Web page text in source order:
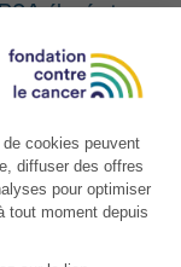
élevé et
sont
dans
techniques
des
la présence